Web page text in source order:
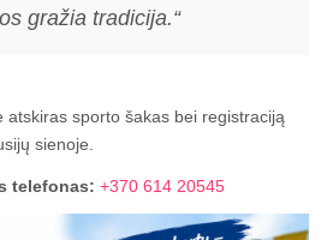
gražia tradicija.“
atskiras sporto šakas bei registraciją
sienoje.
telefonas: +370 614 20545